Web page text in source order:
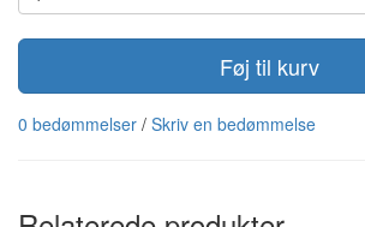
Føj til kurv
0 bedømmelser / Skriv en bedømmelse